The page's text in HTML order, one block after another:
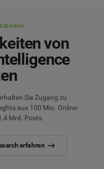
von
Sie Zugang zu
aus 100 Mio. Online-
Mrd. Posts.
erfahren